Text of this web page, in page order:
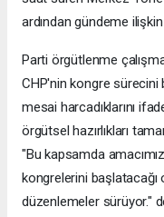
ardından gündeme
Parti örgütlenme
CHP'nin kongre
mesai harcadıklarını
örgütsel hazırlıkları
"Bu kapsamda
kongrelerini başlatacağı
düzenlemeler sürüyor."